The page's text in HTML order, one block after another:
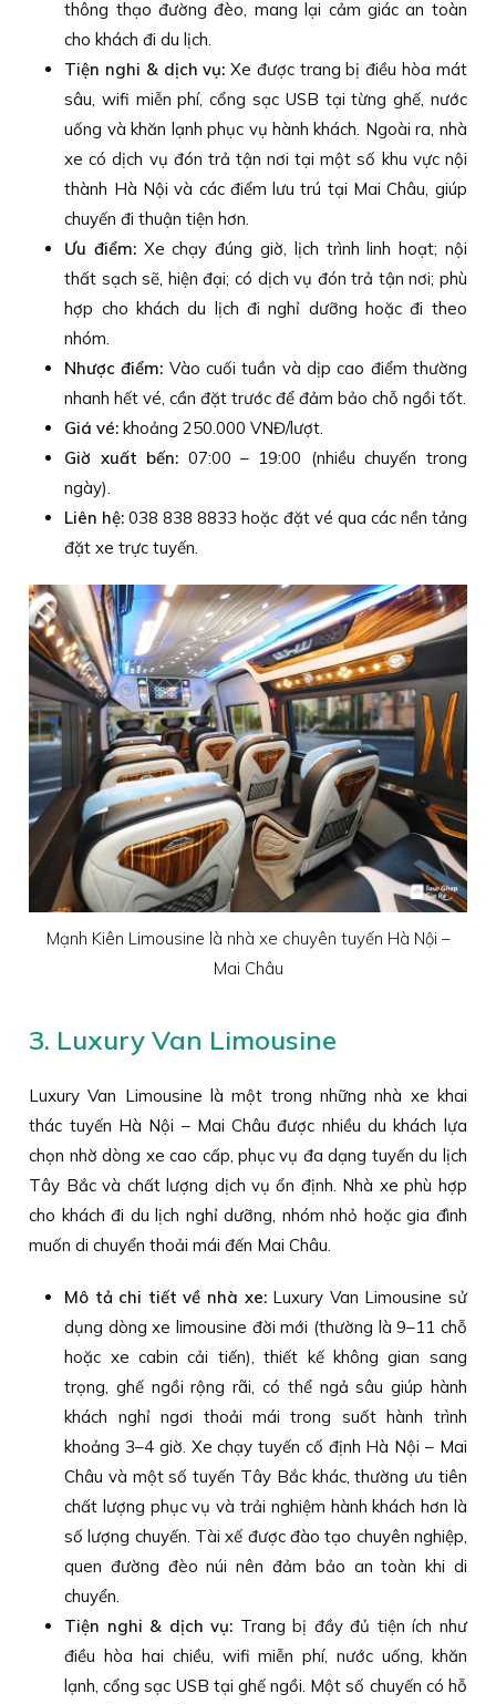
thông thạo đường đèo, mang lại cảm giác an toàn
cho khách đi du lịch.
Tiện nghi & dịch vụ: Xe được trang bị điều hòa mát
sâu, wifi miễn phí, cổng sạc USB tại từng ghế, nước
uống và khăn lạnh phục vụ hành khách. Ngoài ra, nhà
xe có dịch vụ đón trả tận nơi tại một số khu vực nội
thành Hà Nội và các điểm lưu trú tại Mai Châu, giúp
chuyến đi thuận tiện hơn.
Ưu điểm: Xe chạy đúng giờ, lịch trình linh hoạt; nội
thất sạch sẽ, hiện đại; có dịch vụ đón trả tận nơi; phù
hợp cho khách du lịch đi nghỉ dưỡng hoặc đi theo
nhóm.
Nhược điểm: Vào cuối tuần và dịp cao điểm thường
nhanh hết vé, cần đặt trước để đảm bảo chỗ ngồi tốt.
Giá vé: khoảng 250.000 VNĐ/lượt.
Giờ xuất bến: 07:00 – 19:00 (nhiều chuyến trong
ngày).
Liên hệ: 038 838 8833 hoặc đặt vé qua các nền tảng
đặt xe trực tuyến.
Mạnh Kiên Limousine là nhà xe chuyên tuyến Hà Nội –
Mai Châu
3. Luxury Van Limousine
Luxury Van Limousine là một trong những nhà xe khai
thác tuyến Hà Nội – Mai Châu được nhiều du khách lựa
chọn nhờ dòng xe cao cấp, phục vụ đa dạng tuyến du lịch
Tây Bắc và chất lượng dịch vụ ổn định. Nhà xe phù hợp
cho khách đi du lịch nghỉ dưỡng, nhóm nhỏ hoặc gia đình
muốn di chuyển thoải mái đến Mai Châu.
Mô tả chi tiết về nhà xe:Luxury Van Limousine sử
dụng dòng xe limousine đời mới (thường là 9–11 chỗ
hoặc xe cabin cải tiến), thiết kế không gian sang
trọng, ghế ngồi rộng rãi, có thể ngả sâu giúp hành
khách nghỉ ngơi thoải mái trong suốt hành trình
khoảng 3–4 giờ. Xe chạy tuyến cố định Hà Nội – Mai
Châu và một số tuyến Tây Bắc khác, thường ưu tiên
chất lượng phục vụ và trải nghiệm hành khách hơn là
số lượng chuyến. Tài xế được đào tạo chuyên nghiệp,
quen đường đèo núi nên đảm bảo an toàn khi di
chuyển.
Tiện nghi & dịch vụ: Trang bị đầy đủ tiện ích như
điều hòa hai chiều, wifi miễn phí, nước uống, khăn
lạnh, cổng sạc USB tại ghế ngồi. Một số chuyến có hỗ